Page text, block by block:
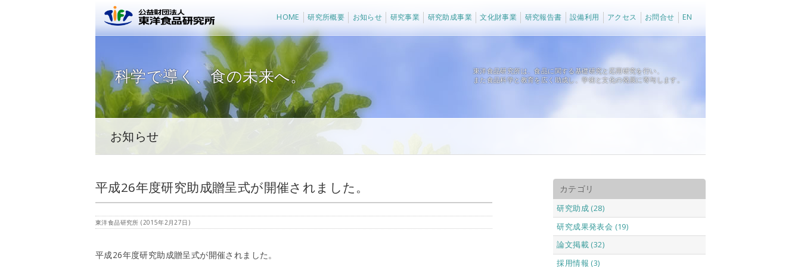
公益財団法人 東洋食品研究所
HOME 研究所概要 お知らせ 研究事業 研究助成事業 文化財事業 研究報告書 設備利用 アクセス お問合せ EN
科学で導く、食の未来へ。
東洋食品研究所は、食品に関する基礎研究と応用研究を行い、
また食品科学と教育を広く助成し、学術と文化の発展に寄与します。
お知らせ
平成26年度研究助成贈呈式が開催されました。
東洋食品研究所 ( 2015年2月27日 )
平成26年度研究助成贈呈式が開催されました。
カテゴリ
研究助成 (28)
研究成果発表会 (19)
論文掲載 (32)
採用情報 (3)